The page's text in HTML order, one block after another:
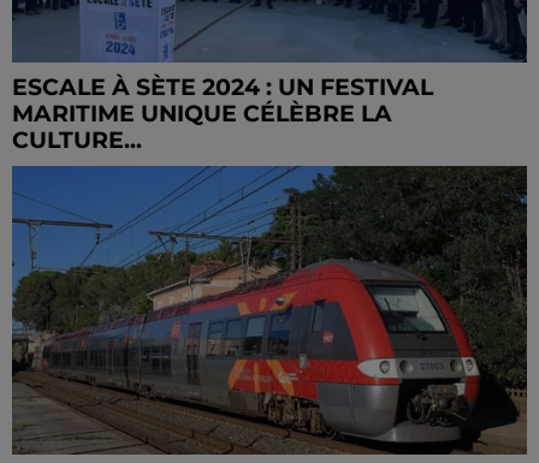
ESCALE À SÈTE 2024 : UN FESTIVAL
MARITIME UNIQUE CÉLÈBRE LA
CULTURE...